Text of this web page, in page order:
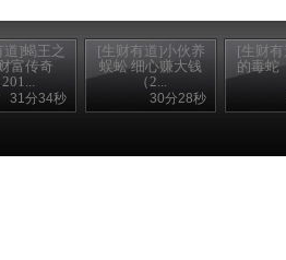
道]蝎王之
富传奇
201...
31分34秒
[生财有道]小伙养
蜈蚣 细心赚大钱
（2...
30分28秒
[生财
的毒蛇